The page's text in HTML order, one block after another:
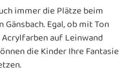
immer die Plätze beim
Egal, ob mit Ton
auf Leinwand
die Kinder Ihre Fantasie